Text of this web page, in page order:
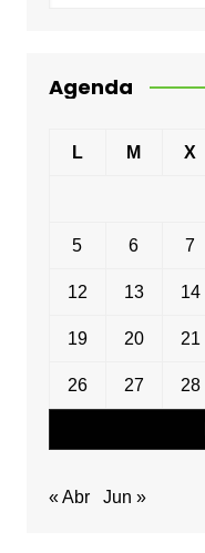
Agenda
L M X
5 6 7
12 13 14
19 20 21
26 27 28
« Abr Jun »